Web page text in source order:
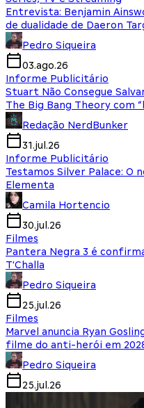
Entrevista: Benjamin
de dualidade de Daeron
Pedro Siqueira
03.ago.26
Informe Publicitário
Stuart Não Consegue
The Big Bang Theory com
Redação NerdBunker
31.jul.26
Informe Publicitário
Testamos Silver Palace: O
Elementa
Camila Hortencio
30.jul.26
Filmes
Pantera Negra 3 é
T'Challa
Pedro Siqueira
25.jul.26
Filmes
Marvel anuncia Ryan
filme do anti-herói em
Pedro Siqueira
25.jul.26